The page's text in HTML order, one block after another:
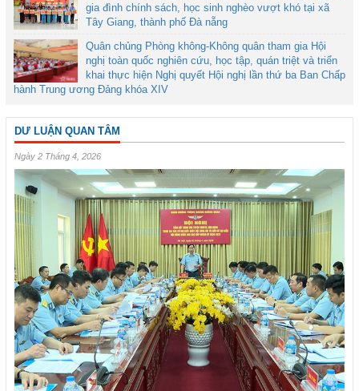
gia đình chính sách, học sinh nghèo vượt khó tại xã
Tây Giang, thành phố Đà nẵng
Quân chủng Phòng không-Không quân tham gia Hội
nghị toàn quốc nghiên cứu, học tập, quán triệt và triển
khai thực hiện Nghị quyết Hội nghị lần thứ ba Ban Chấp
hành Trung ương Đảng khóa XIV
DƯ LUẬN QUAN TÂM
Ngày 2 Tháng 4, 2026